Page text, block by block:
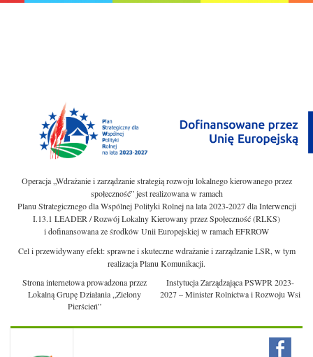
Operacja „Wdrażanie i zarządzanie strategią rozwoju lokalnego kierowanego przez
społeczność” jest realizowana w ramach
Planu Strategicznego dla Wspólnej Polityki Rolnej na lata 2023-2027 dla Interwencji
I.13.1 LEADER / Rozwój Lokalny Kierowany przez Społeczność (RLKS)
i dofinansowana ze środków Unii Europejskiej w ramach EFRROW
Cel i przewidywany efekt: sprawne i skuteczne wdrażanie i zarządzanie LSR, w tym
realizacja Planu Komunikacji.
Strona internetowa prowadzona przez
Lokalną Grupę Działania „Zielony
Pierścień”
Instytucja Zarządzająca PSWPR 2023-
2027 – Minister Rolnictwa i Rozwoju Wsi